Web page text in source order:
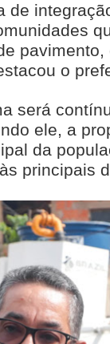
de
pavimento,
o
será
ele, a
da
principais